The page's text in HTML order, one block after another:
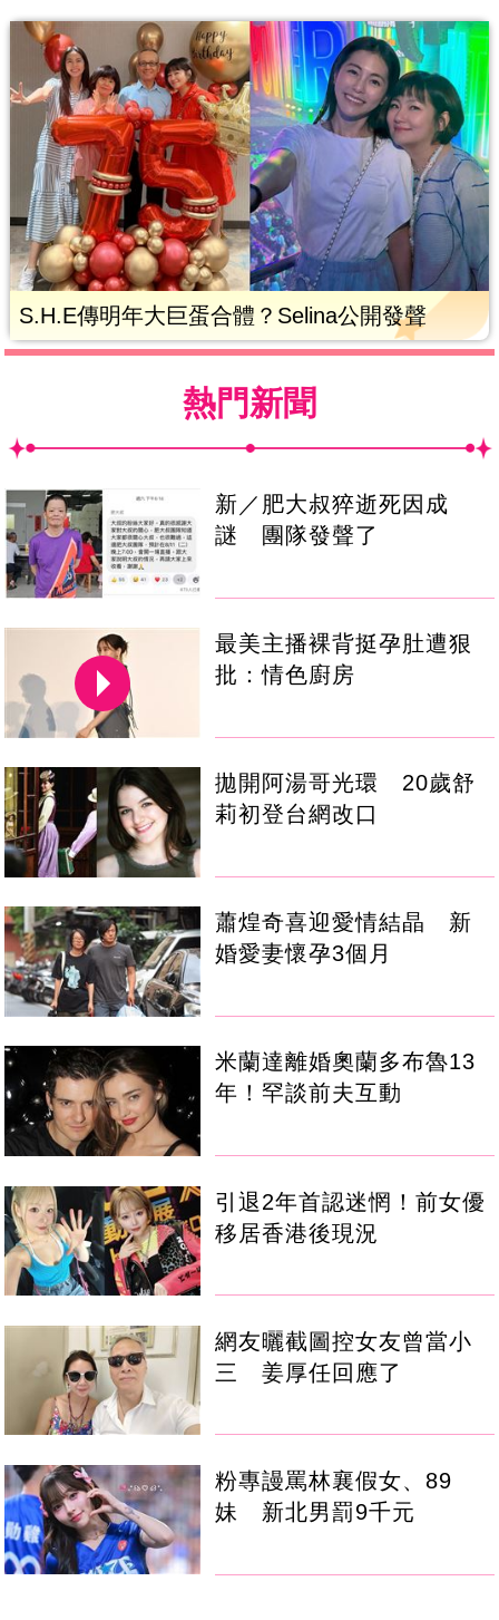
S.H.E傳明年大巨蛋合體？Selina公開發聲
熱門新聞
新／肥大叔猝逝死因成
謎 團隊發聲了
最美主播裸背挺孕肚遭狠
批：情色廚房
拋開阿湯哥光環 20歲舒
莉初登台網改口
蕭煌奇喜迎愛情結晶 新
婚愛妻懷孕3個月
米蘭達離婚奧蘭多布魯13
年！罕談前夫互動
引退2年首認迷惘！前女優
移居香港後現況
網友曬截圖控女友曾當小
三 姜厚任回應了
粉專謾罵林襄假女、89
妹 新北男罰9千元